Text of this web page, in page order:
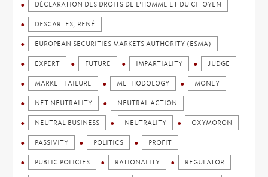
DÉCLARATION DES DROITS DE L'HOMME ET DU CITOYEN
DESCARTES, RENÉ
EUROPEAN SECURITIES MARKETS AUTHORITY (ESMA)
EXPERT FUTURE IMPARTIALITY JUDGE
MARKET FAILURE METHODOLOGY MONEY
NET NEUTRALITY NEUTRAL ACTION
NEUTRAL BUSINESS NEUTRALITY OXYMORON
PASSIVITY POLITICS PROFIT
PUBLIC POLICIES RATIONALITY REGULATOR